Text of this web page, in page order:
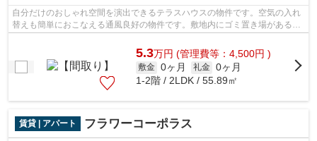
自分だけのおしゃれ空間を演出できるテラスハウスの物件です。空気の入れ
替えも簡単におこなえる通風良好の物件です。敷地内にゴミ置き場があるの
でわざわざゴミを捨てに行く手間が省...
5.3万円 (管理費等：4,500円 )
敷金 0ヶ月 礼金 0ヶ月
1-2階 / 2LDK / 55.89㎡
賃貸 | アパート フラワーコーポラス